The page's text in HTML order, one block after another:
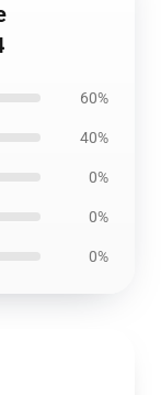
60%
40%
0%
0%
0%